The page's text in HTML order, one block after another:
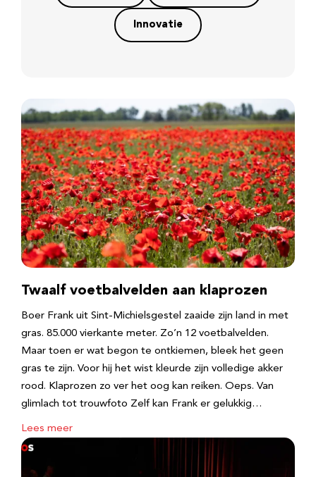
Innovatie
Twaalf voetbalvelden aan klaprozen
Boer Frank uit Sint-Michielsgestel zaaide zijn land in met
gras. 85.000 vierkante meter. Zo’n 12 voetbalvelden.
Maar toen er wat begon te ontkiemen, bleek het geen
gras te zijn. Voor hij het wist kleurde zijn volledige akker
rood. Klaprozen zo ver het oog kan reiken. Oeps. Van
glimlach tot trouwfoto Zelf kan Frank er gelukkig…
Lees meer